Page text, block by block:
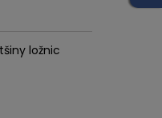
ložnic